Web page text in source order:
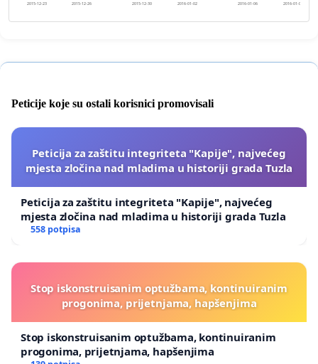
2015-12-23 2015-12-26 2015-12-30 2016-01-02 2016-01-06 2016-01-09
Peticije koje su ostali korisnici promovisali
Peticija za zaštitu integriteta "Kapije", najvećeg
mjesta zločina nad mladima u historiji grada Tuzla
Peticija za zaštitu integriteta "Kapije", najvećeg
mjesta zločina nad mladima u historiji grada Tuzla
558 potpisa
Stop iskonstruisanim optužbama, kontinuiranim
progonima, prijetnjama, hapšenjima
Stop iskonstruisanim optužbama, kontinuiranim
progonima, prijetnjama, hapšenjima